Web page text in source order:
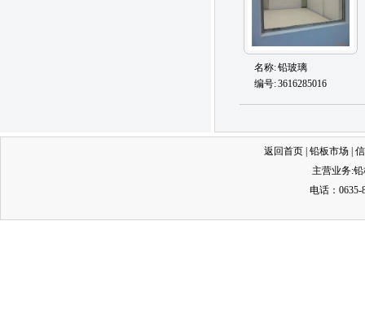
名称:铅玻璃
编号:3616285016
返回首页 铅板市场
主营业务:铅
电话：0635-